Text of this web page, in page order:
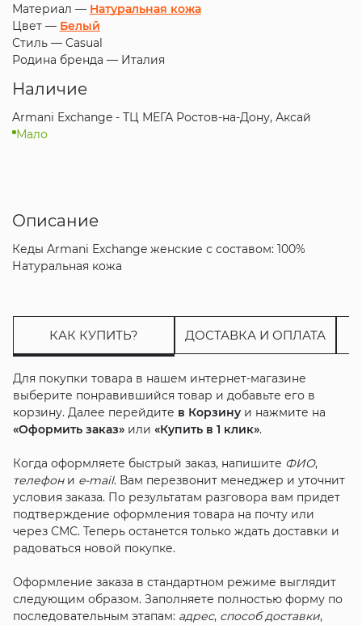
Материал — Натуральная кожа
Цвет — Белый
Стиль — Casual
Родина бренда — Италия
Наличие
Armani Exchange - ТЦ МЕГА Ростов-на-Дону, Аксай
Мало
Описание
Кеды Armani Exchange женские с составом: 100%
Натуральная кожа
КАК КУПИТЬ? ДОСТАВКА И ОПЛАТА
Для покупки товара в нашем интернет-магазине
выберите понравившийся товар и добавьте его в
корзину. Далее перейдите в Корзинуи нажмите на
«Оформить заказ»или «Купить в 1 клик».
Когда оформляете быстрый заказ, напишите ФИО,
телефони e-mail. Вам перезвонит менеджер и уточнит
условия заказа. По результатам разговора вам придет
подтверждение оформления товара на почту или
через СМС. Теперь останется только ждать доставки и
радоваться новой покупке.
Оформление заказа в стандартном режиме выглядит
следующим образом. Заполняете полностью форму по
последовательным этапам: адрес, способ доставки,